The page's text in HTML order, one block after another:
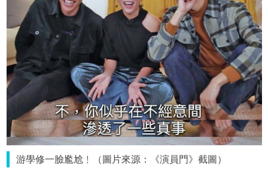
游學修一臉尷尬﹗（圖片來源：《演員門》截圖）